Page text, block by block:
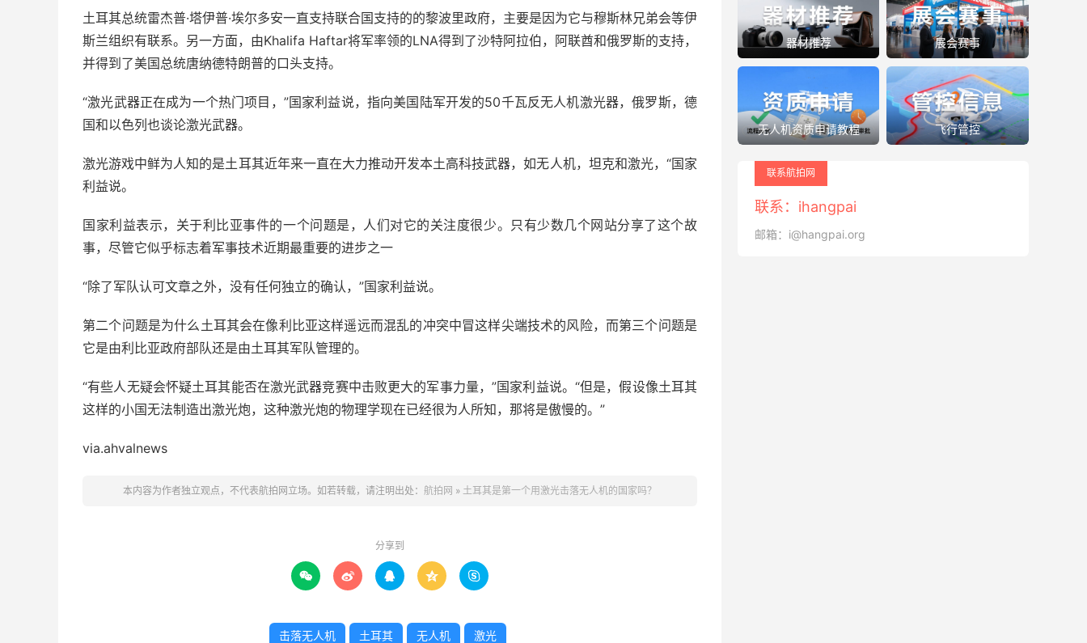
土耳其总统雷杰普·塔伊普·埃尔多安一直支持联合国支持的的黎波里政府，主要是因为它与穆斯林兄弟会等伊
斯兰组织有联系。另一方面，由Khalifa Haftar将军率领的LNA得到了沙特阿拉伯，阿联酋和俄罗斯的支持，
并得到了美国总统唐纳德特朗普的口头支持。
“激光武器正在成为一个热门项目，”国家利益说，指向美国陆军开发的50千瓦反无人机激光器，俄罗斯，德
国和以色列也谈论激光武器。
激光游戏中鲜为人知的是土耳其近年来一直在大力推动开发本土高科技武器，如无人机，坦克和激光，“国家
利益说。
国家利益表示，关于利比亚事件的一个问题是，人们对它的关注度很少。只有少数几个网站分享了这个故
事，尽管它似乎标志着军事技术近期最重要的进步之一
“除了军队认可文章之外，没有任何独立的确认，”国家利益说。
第二个问题是为什么土耳其会在像利比亚这样遥远而混乱的冲突中冒这样尖端技术的风险，而第三个问题是
它是由利比亚政府部队还是由土耳其军队管理的。
“有些人无疑会怀疑土耳其能否在激光武器竞赛中击败更大的军事力量，”国家利益说。“但是，假设像土耳其
这样的小国无法制造出激光炮，这种激光炮的物理学现在已经很为人所知，那将是傲慢的。”
via.ahvalnews
本内容为作者独立观点，不代表航拍网立场。如若转载，请注明出处： 航拍网 » 土耳其是第一个用激光击落无人机的国家吗？
分享到
    
击落无人机 土耳其 无人机 激光
器材推荐 展会赛事
无人机资质申请教程 飞行管控
联系航拍网
联系：ihangpai
邮箱：i@hangpai.org